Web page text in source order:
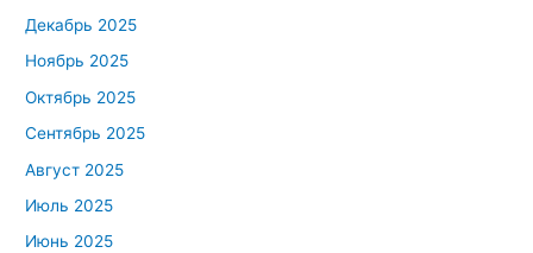
Декабрь 2025
Ноябрь 2025
Октябрь 2025
Сентябрь 2025
Август 2025
Июль 2025
Июнь 2025